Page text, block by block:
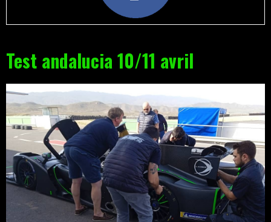
Test andalucia 10/11 avril